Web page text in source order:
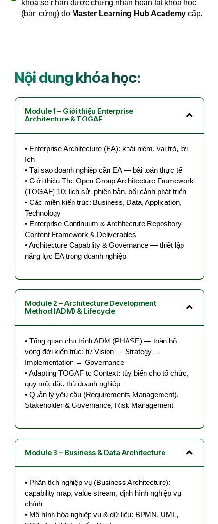
khóa sẽ nhận được chứng nhận hoàn tất khóa học
(bản cứng) doMaster Learning Hub Academy cấp.
Nội dung khóa học:
Module 1 – Giới thiệu Enterprise
Architecture & TOGAF
• Enterprise Architecture (EA): khái niệm, vai trò, lợi
ích
• Tại sao doanh nghiệp cần EA — bài toán thực tế
• Giới thiệu The Open Group Architecture Framework
(TOGAF) 10: lịch sử, phiên bản, bối cảnh phát triển
• Các miền kiến trúc: Business, Data, Application,
Technology
• Enterprise Continuum & Architecture Repository,
Content Framework & Deliverables
• Architecture Capability & Governance — thiết lập
năng lực EA trong doanh nghiệp
Module 2 – Architecture Development
Method (ADM) & Lifecycle
• Tổng quan chu trình ADM (PHASE) — toàn bộ
vòng đời kiến trúc: từ Vision → Strategy →
Implementation → Governance
• Adapting TOGAF to Context: tùy biến cho tổ chức,
quy mô, đặc thù doanh nghiệp
• Quản lý yêu cầu (Requirements Management),
Stakeholder & Governance, Risk Management
Module 3 – Business & Data Architecture
• Phân tích nghiệp vụ (Business Architecture):
capability map, value stream, định hình nghiệp vụ
chính
• Mô hình hóa nghiệp vụ & dữ liệu: BPMN, UML,